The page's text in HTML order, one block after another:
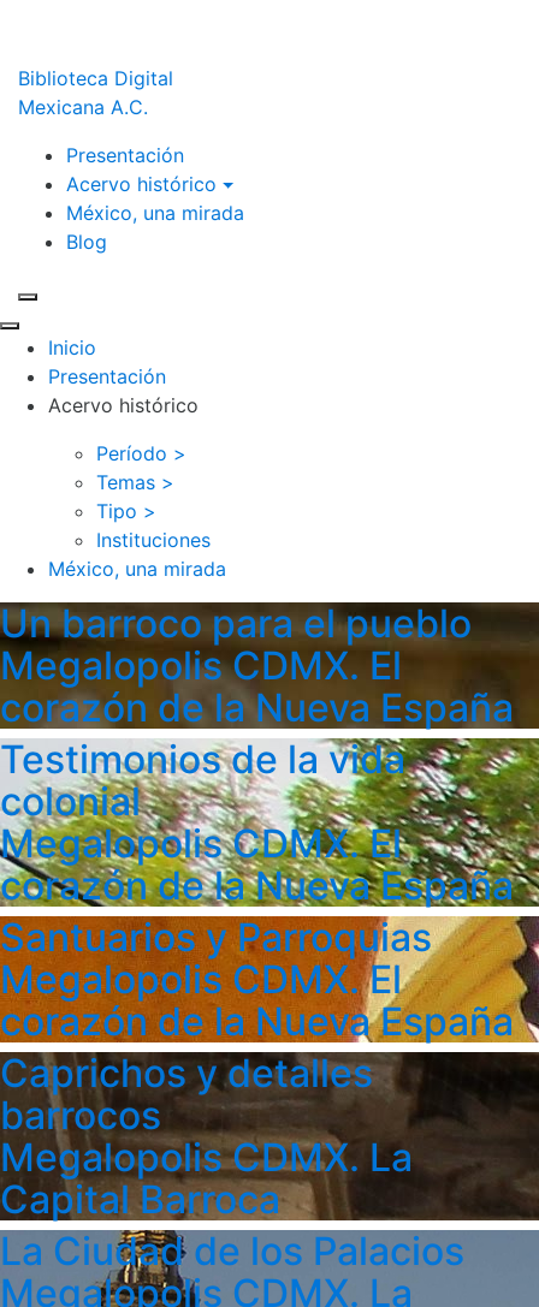
Biblioteca Digital
Mexicana A.C.
Presentación
Acervo histórico
México, una mirada
Blog
Inicio
Presentación
Acervo histórico
Período >
Temas >
Tipo >
Instituciones
México, una mirada
Un barroco para el pueblo
Megalopolis CDMX. El
corazón de la Nueva España
Testimonios de la vida
colonial
Megalopolis CDMX. El
corazón de la Nueva España
Santuarios y Parroquias
Megalopolis CDMX. El
corazón de la Nueva España
Caprichos y detalles
barrocos
Megalopolis CDMX. La
Capital Barroca
La Ciudad de los Palacios
Megalopolis CDMX. La